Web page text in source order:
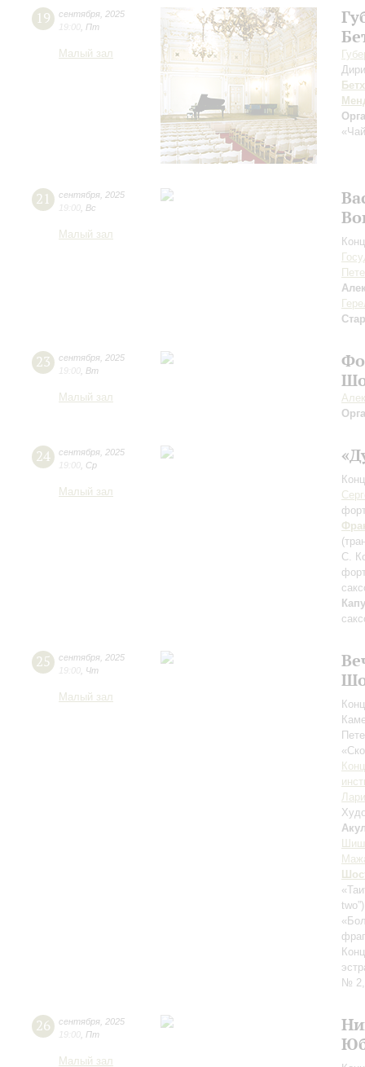
19 сентября 2025
19:00 Пт
Малый зал
21 сентября 2025
19:00 Вс
Малый зал
23 сентября 2025
19:00 Вт
Малый зал
24 сентября 2025
19:00 Ср
Малый зал
С.
25 сентября 2025
19:00 Чт
Малый зал
№ 2,
26 сентября 2025
19:00 Пт
Малый зал